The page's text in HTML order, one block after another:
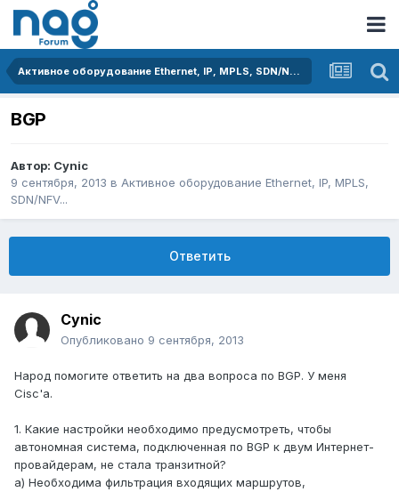
Активное оборудование Ethernet, IP, MPLS, SDN/NFV...
BGP
Автор: Cynic
9 сентября, 2013 в Активное оборудование Ethernet, IP, MPLS,
SDN/NFV...
Ответить
Cynic
Опубликовано 9 сентября, 2013
Народ помогите ответить на два вопроса по BGP. У меня
Cisc'a.
1. Какие настройки необходимо предусмотреть, чтобы
автономная система, подключенная по BGP к двум Интернет-
провайдерам, не стала транзитной?
a) Необходима фильтрация входящих маршрутов,